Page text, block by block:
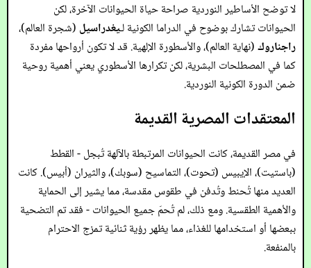
لا توضح الأساطير النوردية صراحة حياة الحيوانات الآخرة، لكن
الحيوانات تشارك بوضوح في الدراما الكونية لـيغدراسيل (شجرة العالم)،
راجناروك(نهاية العالم)، والأسطورة الإلهية. قد لا تكون أرواحها مفردة
كما في المصطلحات البشرية، لكن تكرارها الأسطوري يعني أهمية روحية
ضمن الدورة الكونية النوردية.
المعتقدات المصرية القديمة
في مصر القديمة، كانت الحيوانات المرتبطة بالآلهة تُبجل - القطط
(باستيت)، الإيبيس (تحوت)، التماسيح (سوبك)، والثيران (أبيس). كانت
العديد منها تُحنط وتُدفن في طقوس مقدسة، مما يشير إلى الحماية
والأهمية الطقسية. ومع ذلك، لم تُحمَ جميع الحيوانات - فقد تم التضحية
ببعضها أو استخدامها للغذاء، مما يظهر رؤية ثنائية تمزج الاحترام
بالمنفعة.